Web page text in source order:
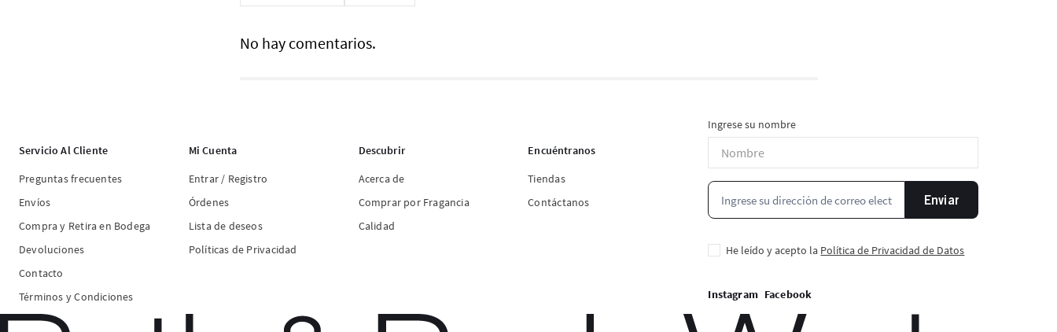
No hay comentarios.
Servicio Al Cliente
Preguntas frecuentes
Envíos
Compra y Retira en Bodega
Devoluciones
Contacto
Términos y Condiciones
Mi Cuenta
Entrar / Registro
Órdenes
Lista de deseos
Políticas de Privacidad
Descubrir
Acerca de
Comprar por Fragancia
Calidad
Encuéntranos
Tiendas
Contáctanos
Ingrese su nombre
Enviar
He leído y acepto la Política de Privacidad de Datos